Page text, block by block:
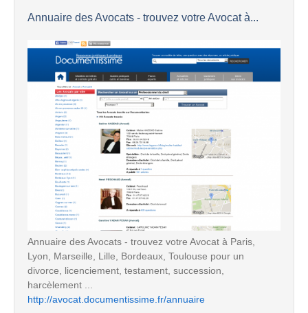
Annuaire des Avocats - trouvez votre Avocat à...
Annuaire des Avocats - trouvez votre Avocat à Paris,
Lyon, Marseille, Lille, Bordeaux, Toulouse pour un
divorce, licenciement, testament, succession,
harcèlement ...
http://avocat.documentissime.fr/annuaire